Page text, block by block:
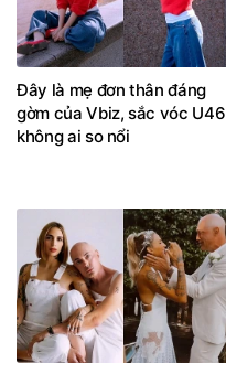
Đây là mẹ đơn thân đáng
gờm của Vbiz, sắc vóc U46
không ai so nổi